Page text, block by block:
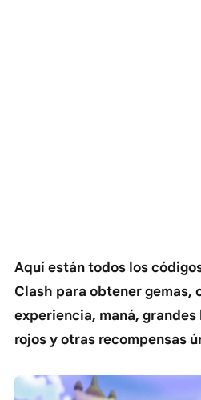
Aquí están todos los
Clash para obtener gemas,
experiencia, maná,
rojos y otras recompensas